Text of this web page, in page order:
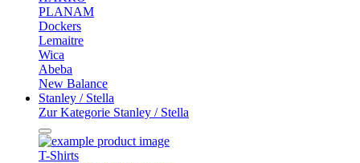
PLANAM
Dockers
Lemaitre
Wica
Abeba
New Balance
Stanley / Stella
Zur Kategorie Stanley / Stella
T-Shirts